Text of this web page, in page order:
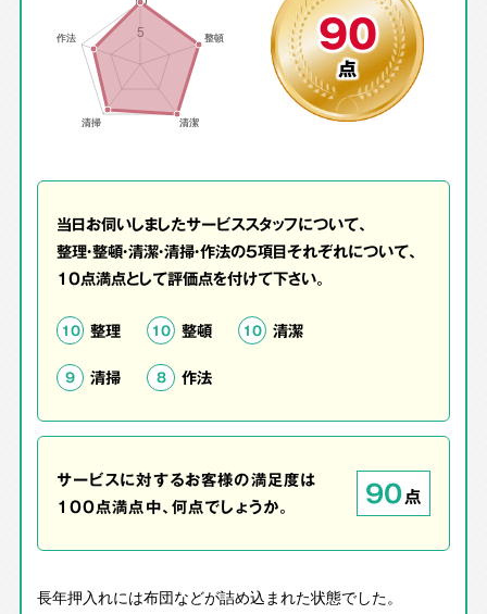
90
点
当日お伺いしましたサービススタッフについて、
整理・整頓・清潔・清掃・作法の5項目それぞれについて、
10点満点として評価点を付けて下さい。
10 整理 10 整頓 10 清潔
9 清掃 8 作法
サービスに対するお客様の満足度は
100点満点中、何点でしょうか。
90点
長年押入れには布団などが詰め込まれた状態でした。